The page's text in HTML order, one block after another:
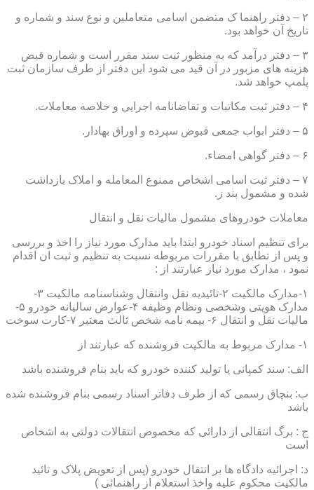
۲ – دفتر راهنما ک متضمن اسامی متعاملین و نوع سند و شماره و
تاریخ آن خواهد بود.
۳ – دفتر درآمد که به منظور ثبت سند مقرر است و شماره قبض
هزینه های مزبور در آن قید می شود این دفتر از طرف سازمان ثبت
پلمپ خواهد شد.
۴ – دفتر ثبت مکاتبات و تقاضانامه اجرایی و خلاصه معاملات.
۵ – دفتر ابواب جمعی قبوض سپرده و اوراق بهادار.
۶ – دفتر گواهی امضاء.
۷ – دفتر ثبت اسامی اشخاص ممنوع المعامله و املاک بازداشت
شده و مشمول بند ز.
معاملات خودروهای مشمول مالیات نقل و انتقال
برای تنظیم اسناد خودرو ابتدا باید مدارک مورد نیاز را اخذ و بررسی
و پس از تطابق با مقررات مربوطه نسبت به تنظیم و ثبت ان اقدام
نمود ، مدارک مورد نیاز عبارتند از :
۱-مدارک مالکیت ۲-تائیدیه نقل وانتقال وشناسنامه مالکیت ۳-
مدارک هویتی وشخصی ونظام وظیفه ۴-عوارض سالیانه خودرو ۵-
مالیات نقل و انتقال ۶- بیمه نامه شخص ثالث معتبر ۷-کارت سوخت
۱- مدارک مربوط به مالکیت فروشنده که عبارتند از
الف: سند کمپانی یا تولید کننده خودرو که باید بنام فروشنده باشد
ب: بنچاق رسمی که از طرف دفاتر اسناد رسمی بنام فروشنده شده
باشد
ج : برگ انتقالی از دارائی که مخصوص انتقالات دولتی به اشخاص
است
د: اجرائیه دادگاه ها بر انتقال خودرو (پس از تعویض پلاک و تائید
مالکیت محکوم علیه واخذ استعلام از راهنمائی )